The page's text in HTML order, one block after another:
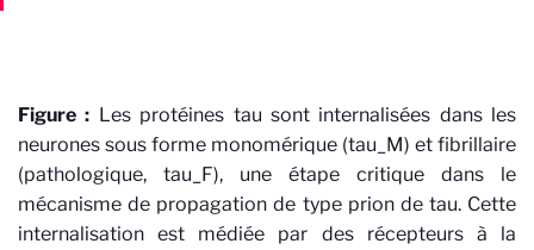
Figure : Les protéines tau sont internalisées dans les
neurones sous forme monomérique (tau_M) et fibrillaire
(pathologique, tau_F), une étape critique dans le
mécanisme de propagation de type prion de tau. Cette
internalisation est médiée par des récepteurs à la